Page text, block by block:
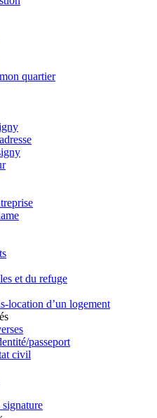
quartier
et du refuge
location d’un logement
passeport
civil